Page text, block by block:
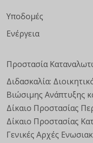
Υποδομές
Ενέργεια
Προστασία
Διδασκαλία:
Βιώσιμης Ανάπτυξης
Δίκαιο Προστασίας
Δίκαιο Προστασίας
Γενικές Αρχές